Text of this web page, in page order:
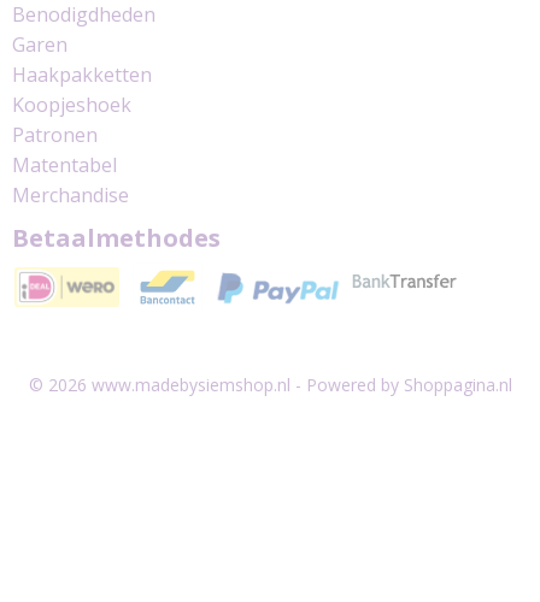
Benodigdheden
Garen
Haakpakketten
Koopjeshoek
Patronen
Matentabel
Merchandise
Betaalmethodes
© 2026 www.madebysiemshop.nl - Powered by Shoppagina.nl